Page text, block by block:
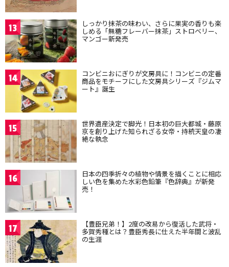
13 しっかり抹茶の味わい、さらに果実の香りも楽
しめる「無糖フレーバー抹茶」ストロベリー、
マンゴー新発売
14 コンビニおにぎりが文房具に！コンビニの定番
商品をモチーフにした文房具シリーズ『ジムマ
ート』誕生
15 世界遺産決定で脚光！日本初の巨大都城・藤原
京を創り上げた知られざる女帝・持統天皇の凄
絶な執念
16 日本の四季折々の植物や情景を描くことに相応
しい色を集めた水彩色鉛筆『色辞典』が新発
売！
17 【豊臣兄弟！】2度の改易から復活した武将・
多賀秀種とは？豊臣秀長に仕えた半年間と波乱
の生涯